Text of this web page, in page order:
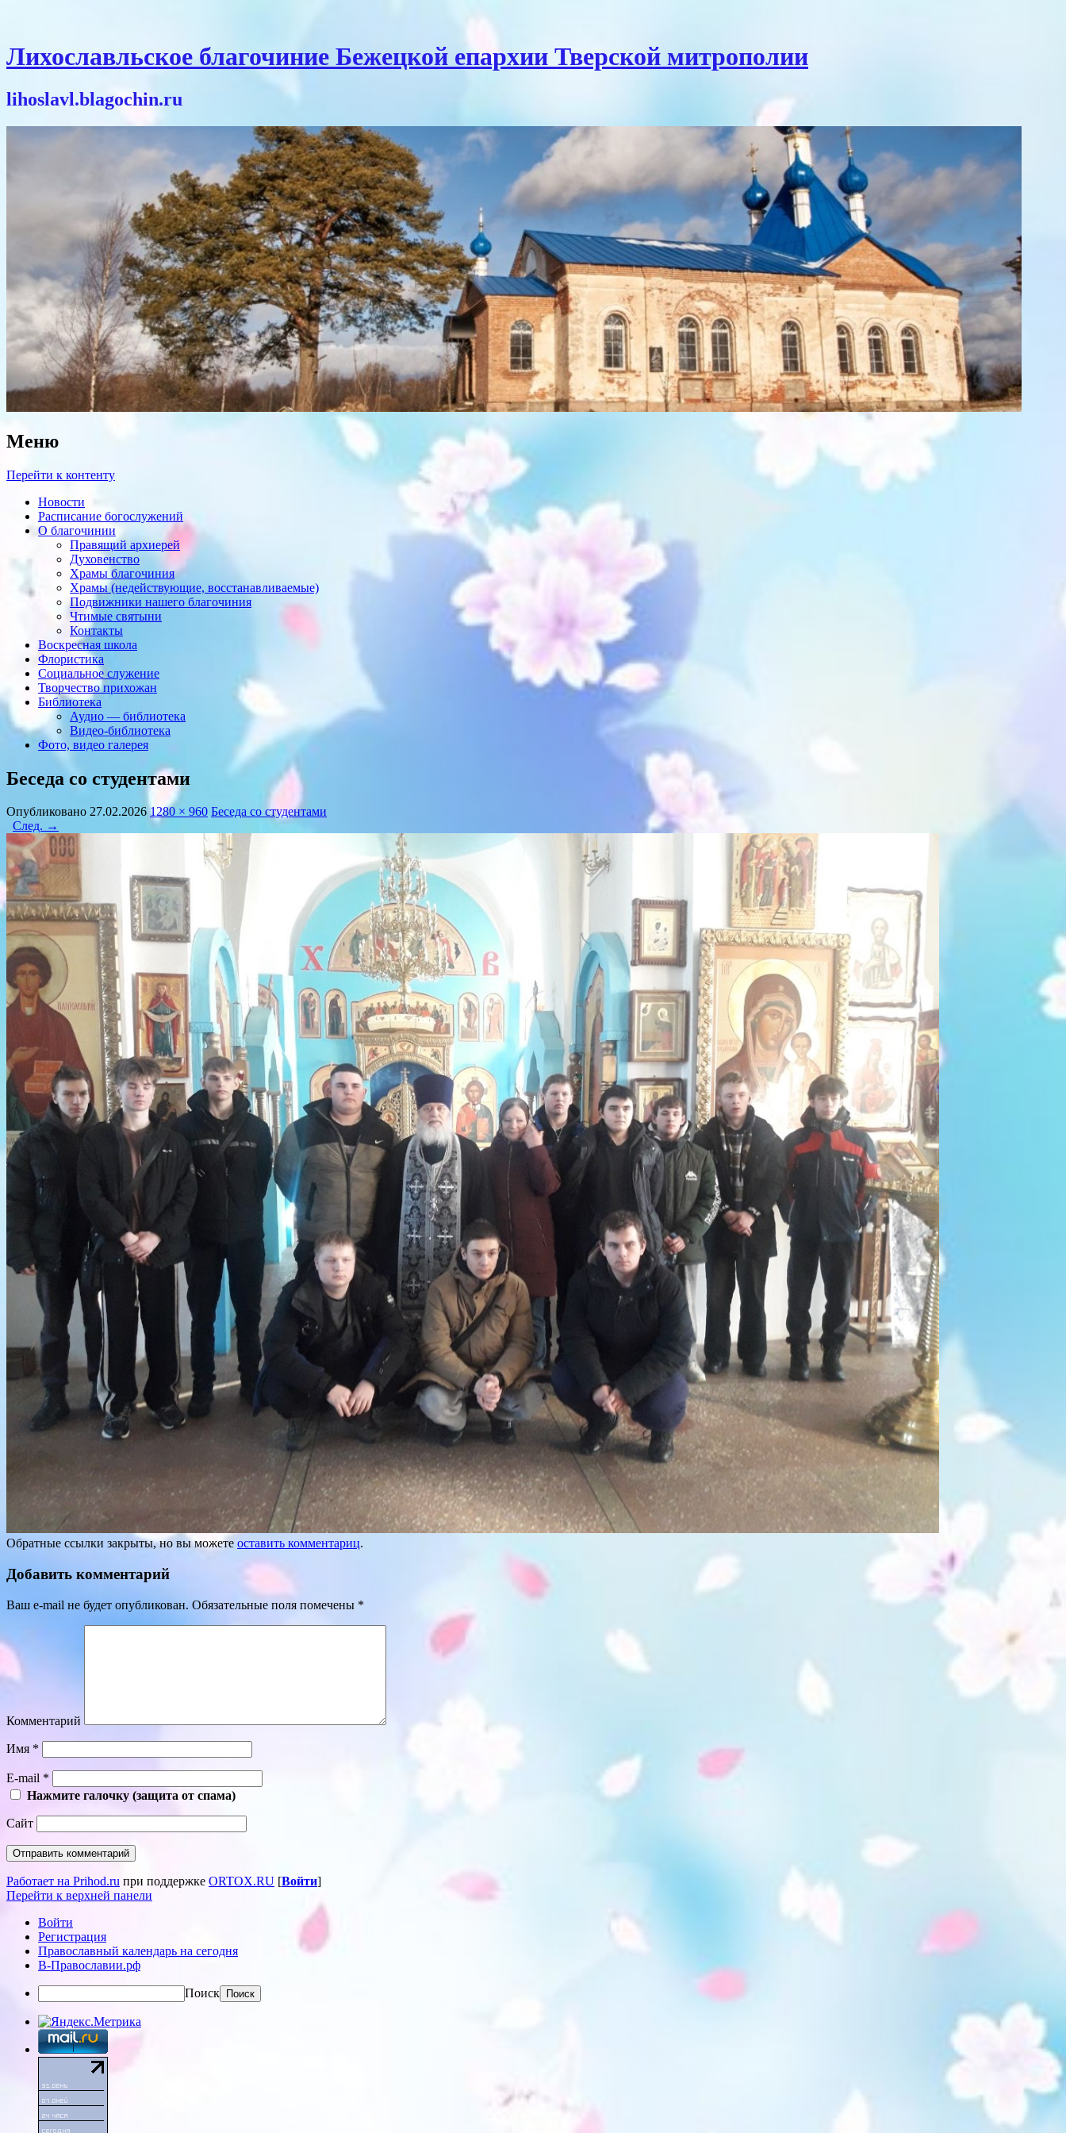
Лихославльское благочиние Бежецкой епархии Тверской митрополии
lihoslavl.blagochin.ru
Меню
Перейти к контенту
Новости
Расписание богослужений
О благочинии
Правящий архиерей
Духовенство
Храмы благочиния
Храмы (недействующие, восстанавливаемые)
Подвижники нашего благочиния
Чтимые святыни
Контакты
Воскресная школа
Флористика
Социальное служение
Творчество прихожан
Библиотека
Аудио — библиотека
Видео-библиотека
Фото, видео галерея
Беседа со студентами
Опубликовано 27.02.2026 1280 × 960 Беседа со студентами
След. →
Обратные ссылки закрыты, но вы можете оставить комментариц.
Добавить комментарий
Ваш e-mail не будет опубликован. Обязательные поля помечены *
Комментарий
Имя *
E-mail *
Нажмите галочку (защита от спама)
Сайт
Работает на Prihod.ru при поддержке ORTOX.RU [Войти]
Перейти к верхней панели
Войти
Регистрация
Православный календарь на сегодня
В-Православии.рф
Поиск